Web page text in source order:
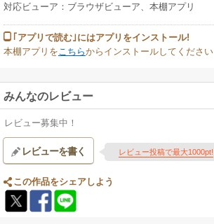
対応ビューア：ブラウザビューア、本棚アプリ
｢アプリで読む｣にはアプリをインストール!
本棚アプリを こちらからインストールしてください
みんなのレビュー
レビュー募集中！
レビューを書く レビュー投稿で最大1000pt!
この作品をシェアしよう